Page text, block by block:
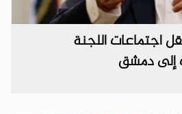
اجتماعات اللجنة
إلى دمشق